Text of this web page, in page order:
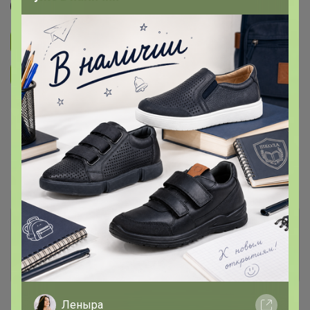
Подписаться на закупку
Подписаться на организатора
В архиве
—
Собрано
100 %
Пристрой 9 лотов
Комментарии к лотам 7.4K
Отзывы участников 36.9K
НовостиЛеныра